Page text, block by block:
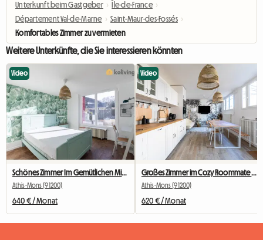
Unterkunft beim Gastgeber › Île-de-France ›
Département Val-de-Marne › Saint-Maur-des-Fossés ›
Komfortables Zimmer zu vermieten
Weitere Unterkünfte, die Sie interessieren könnten
Video
Schönes Zimmer Im Gemütlichen Mitbewohner Nr. 2
Athis-Mons (91200)
640 € / Monat
Video
Athis-Mons (91200)
620 € / Monat